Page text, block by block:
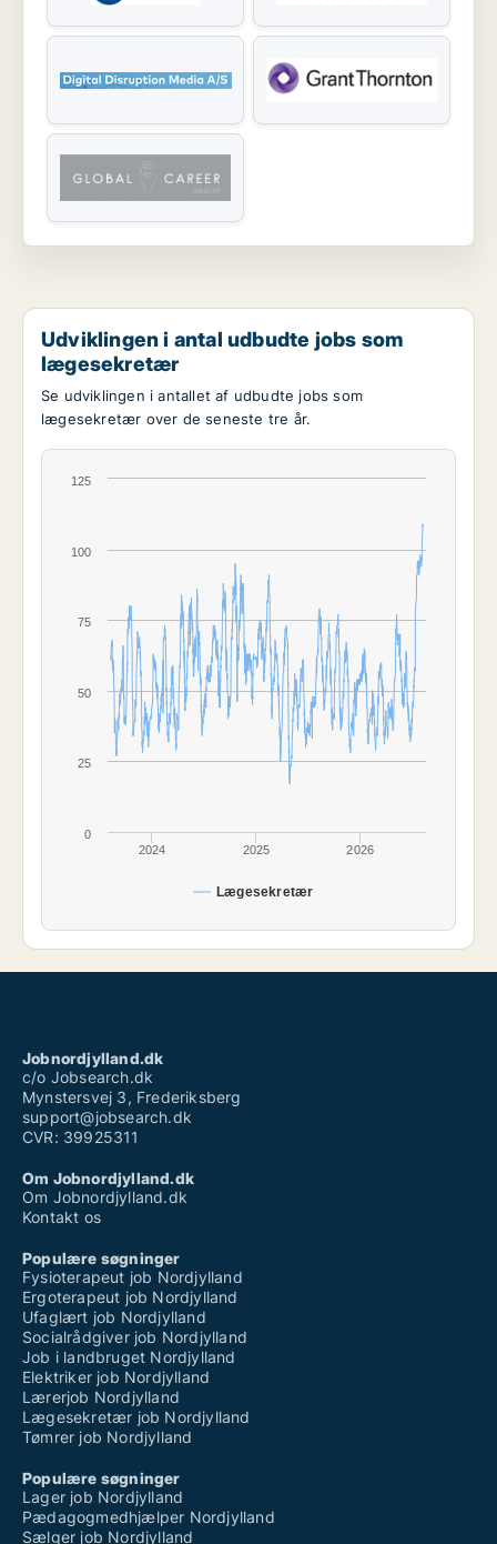
Udviklingen i antal udbudte jobs som
lægesekretær
Se udviklingen i antallet af udbudte jobs som
lægesekretær over de seneste tre år.
Lægesekretær
2024 2025 2026
0
100
25
50
75
125
Jobnordjylland.dk
c/o Jobsearch.dk
Mynstersvej 3, Frederiksberg
support@jobsearch.dk
CVR: 39925311
Om Jobnordjylland.dk
Om Jobnordjylland.dk
Kontakt os
Populære søgninger
Fysioterapeut job Nordjylland
Ergoterapeut job Nordjylland
Ufaglært job Nordjylland
Socialrådgiver job Nordjylland
Job i landbruget Nordjylland
Elektriker job Nordjylland
Lærerjob Nordjylland
Lægesekretær job Nordjylland
Tømrer job Nordjylland
Populære søgninger
Lager job Nordjylland
Pædagogmedhjælper Nordjylland
Sælger job Nordjylland